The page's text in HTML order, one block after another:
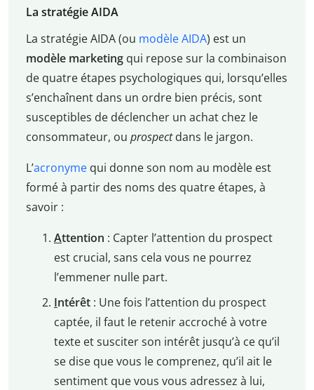
La stratégie AIDA
La stratégie AIDA (ou modèle AIDA) est un
modèle marketingqui repose sur la combinaison
de quatre étapes psychologiques qui, lorsqu’elles
s’enchaînent dans un ordre bien précis, sont
susceptibles de déclencher un achat chez le
consommateur, ou prospectdans le jargon.
L’acronymequi donne son nom au modèle est
formé à partir des noms des quatre étapes, à
savoir :
Attention : Capter l’attention du prospect
est crucial, sans cela vous ne pourrez
l’emmener nulle part.
Intérêt: Une fois l’attention du prospect
captée, il faut le retenir accroché à votre
texte et susciter son intérêt jusqu’à ce qu’il
se dise que vous le comprenez, qu’il ait le
sentiment que vous vous adressez à lui,